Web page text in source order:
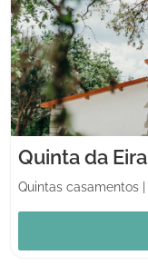
Quinta da Eira
Quintas casamentos